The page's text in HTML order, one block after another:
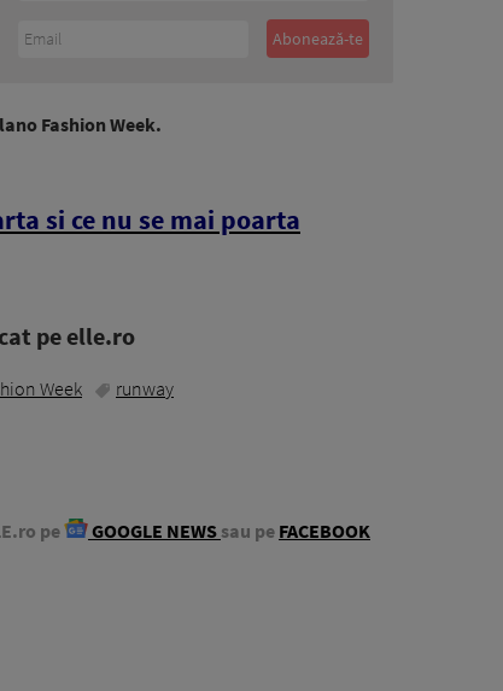
Fashion Week.
si ce nu se mai poarta
pe elle.ro
Week
runway
pe GOOGLE NEWS sau pe FACEBOOK